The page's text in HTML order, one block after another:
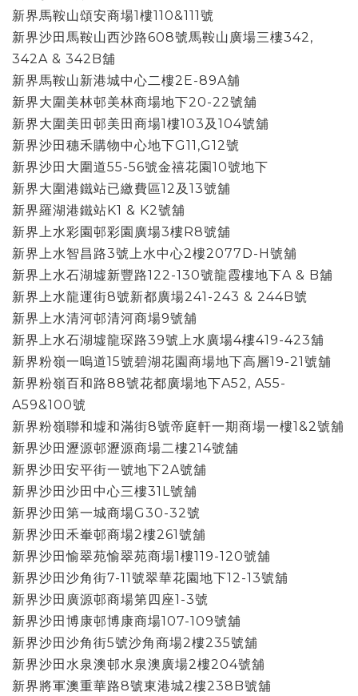
新界馬鞍山頌安商場1樓110&111號
新界沙田馬鞍山西沙路608號馬鞍山廣場三樓342,
342A & 342B舖
新界馬鞍山新港城中心二樓2E-89A舖
新界大圍美林邨美林商場地下20-22號舖
新界大圍美田邨美田商場1樓103及104號舖
新界沙田穗禾購物中心地下G11,G12號
新界沙田大圍道55-56號金禧花園10號地下
新界大圍港鐵站已繳費區12及13號舖
新界羅湖港鐵站K1 & K2號舖
新界上水彩園邨彩園廣場3樓R8號舖
新界上水智昌路3號上水中心2樓2077D-H號舖
新界上水石湖墟新豐路122-130號龍霞樓地下A & B舖
新界上水龍運街8號新都廣場241-243 & 244B號
新界上水清河邨清河商場9號舖
新界上水石湖墟龍琛路39號上水廣場4樓419-423舖
新界粉嶺一嗚道15號碧湖花園商場地下高層19-21號舖
新界粉嶺百和路88號花都廣場地下A52, A55-
A59&100號
新界粉嶺聯和墟和滿街8號帝庭軒一期商場一樓1&2號舖
新界沙田瀝源邨瀝源商場二樓214號舖
新界沙田安平街一號地下2A號舖
新界沙田沙田中心三樓31L號舖
新界沙田第一城商場G30-32號
新界沙田禾輋邨商場2樓261號舖
新界沙田愉翠苑愉翠苑商場1樓119-120號舖
新界沙田沙角街7-11號翠華花園地下12-13號舖
新界沙田廣源邨商場第四座1-3號
新界沙田博康邨博康商場107-109號舖
新界沙田沙角街5號沙角商場2樓235號舖
新界沙田水泉澳邨水泉澳廣場2樓204號舖
新界將軍澳重華路8號東港城2樓238B號舖